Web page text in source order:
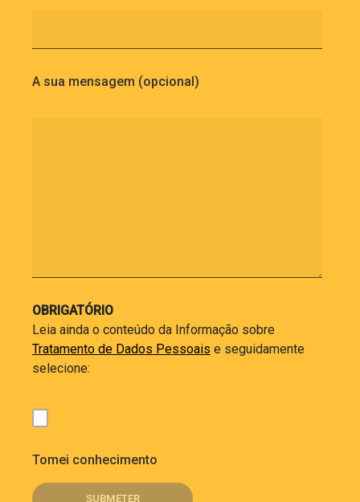
A sua mensagem (opcional)
OBRIGATÓRIO
Leia ainda o conteúdo da Informação sobre
Tratamento de Dados Pessoais e seguidamente
selecione:
Tomei conhecimento